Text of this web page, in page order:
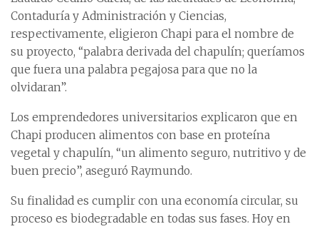
Contaduría y Administración y Ciencias,
respectivamente, eligieron Chapi para el nombre de
su proyecto, “palabra derivada del chapulín; queríamos
que fuera una palabra pegajosa para que no la
olvidaran”.
Los emprendedores universitarios explicaron que en
Chapi producen alimentos con base en proteína
vegetal y chapulín, “un alimento seguro, nutritivo y de
buen precio”, aseguró Raymundo.
Su finalidad es cumplir con una economía circular, su
proceso es biodegradable en todas sus fases. Hoy en